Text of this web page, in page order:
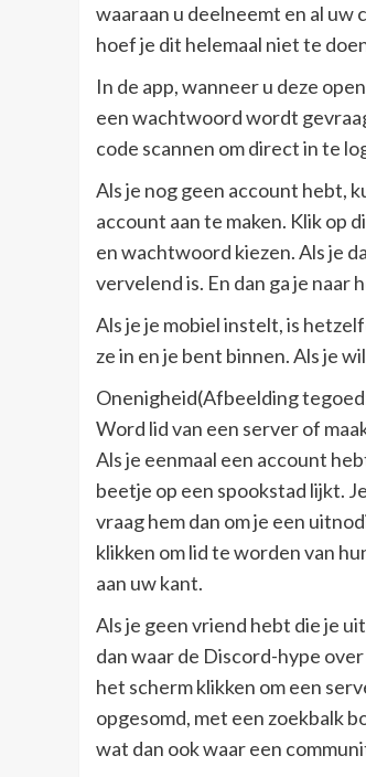
waaraan u deelneemt en al uw
hoef je dit helemaal niet te
In de app, wanneer u deze
een wachtwoord wordt
code scannen om direct in te
Als je nog geen account hebt,
account aan te maken. Klik op
en wachtwoord kiezen. Als je
vervelend is. En dan ga je
Als je je mobiel instelt, is
ze in en je bent binnen. Als je
Onenigheid(Afbeelding
Word lid van een server of
Als je eenmaal een account
beetje op een spookstad lijkt.
vraag hem dan om je een
klikken om lid te worden van
aan uw kant.
Als je geen vriend hebt die je
dan waar de Discord-hype
het scherm klikken om een
opgesomd, met een zoekbalk
wat dan ook waar een